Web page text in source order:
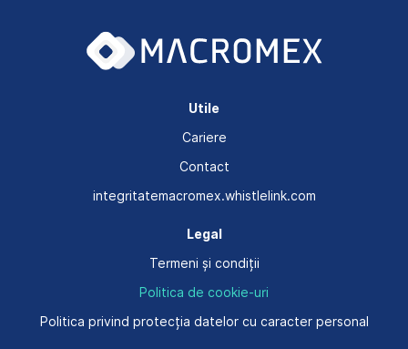
Utile
Cariere
Contact
integritatemacromex.whistlelink.com
Legal
Termeni și condiții
Politica de cookie-uri
Politica privind protecția datelor cu caracter personal